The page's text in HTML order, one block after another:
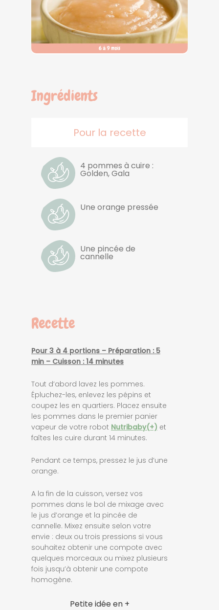
Ingrédients
Pour la recette
4 pommes à cuire :
Golden, Gala
Une orange pressée
Une pincée de
cannelle
Recette
Pour 3 à 4 portions – Préparation : 5
min – Cuisson : 14 minutes
Tout d’abord lavez les pommes.
Épluchez-les, enlevez les pépins et
coupez les en quartiers. Placez ensuite
les pommes dans le premier panier
vapeur de votre robot Nutribaby(+) et
faîtes les cuire durant 14 minutes.
Pendant ce temps, pressez le jus d’une
orange.
A la fin de la cuisson, versez vos
pommes dans le bol de mixage avec
le jus d’orange et la pincée de
cannelle. Mixez ensuite selon votre
envie : deux ou trois pressions si vous
souhaitez obtenir une compote avec
quelques morceaux ou mixez plusieurs
fois jusqu’à obtenir une compote
homogène.
Petite idée en +